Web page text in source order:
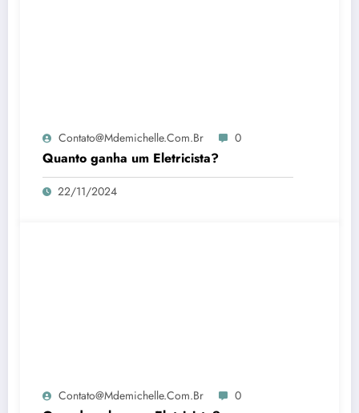
Contato@mdemichelle.com.br 0
Quanto ganha um Eletricista?
22/11/2024
Contato@mdemichelle.com.br 0